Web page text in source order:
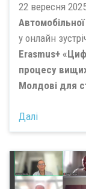
22 вересня
у онлайн
Erasmus+
процесу
Молдові для
Далі